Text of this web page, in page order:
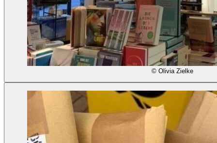
© Olivia Zielke